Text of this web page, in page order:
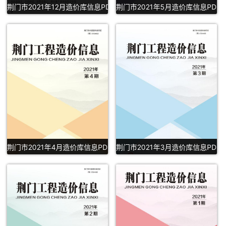
荆门市2021年12月造价库信息PDF扫描件下载荆门市2021年5月造价库信息PDF
荆门市2021年4月造价库信息PDF下载荆门市2021年3月造价库信息PDF